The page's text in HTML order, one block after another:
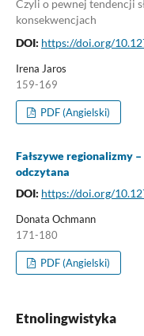
Czyli o pewnej tendencji
konsekwencjach
DOI: https://doi.org/
Irena Jaros
159-169
PDF (Angielski)
Fałszywe regionalizmy
odczytana
DOI: https://doi.org/
Donata Ochmann
171-180
PDF (Angielski)
Etnolingwistyka